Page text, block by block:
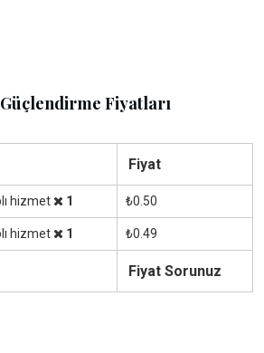
Fiyatları
Fiyat
hizmet 1 ₺0.50
hizmet 1 ₺0.49
Fiyat Sorunuz